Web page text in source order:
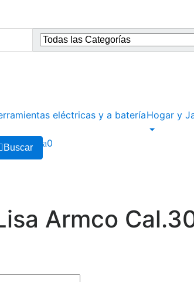
eléctricas y a bateríaHogar y
Buscar
0
Armco